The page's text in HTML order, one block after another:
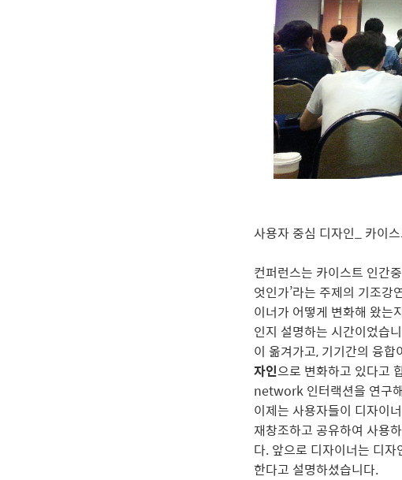
사용자 중심 디자인_ 카이
컨퍼런스는 카이스트 인간
엇인가’라는 주제의 기조
이너가 어떻게 변화해 왔는
인지 설명하는 시간이었습
이 옮겨가고, 기기간의 융
자인으로 변화하고 있다고
network 인터랙션을 연구
이제는 사용자들이 디자이
재창조하고 공유하여 사용
다. 앞으로 디자이너는 디
한다고 설명하셨습니다.